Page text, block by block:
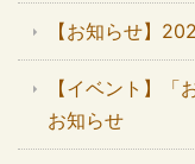
【お知らせ】
【イベント】
お知らせ